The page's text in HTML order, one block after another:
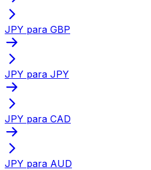
JPY para GBP
JPY para JPY
JPY para CAD
JPY para AUD